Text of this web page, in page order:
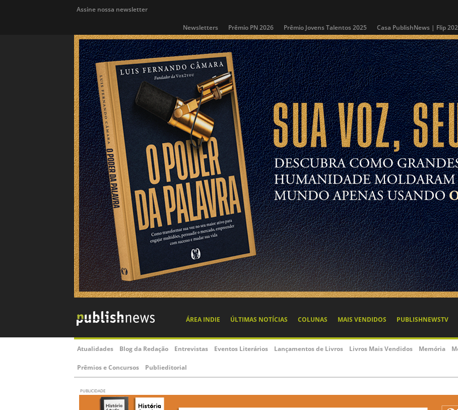
Assine nossa newsletter
Newsletters Prêmio PN 2026 Prêmio Jovens Talentos 2025 Casa PublishNews | Flip
ÁREA INDIE ÚLTIMAS NOTÍCIAS COLUNAS MAIS VENDIDOS PUBLISHNEWSTV
Atualidades Blog da Redação Entrevistas Eventos Literários Lançamentos de Livros Livros Mais Vendidos Memória
Prêmios e Concursos Publieditorial
PUBLICIDADE